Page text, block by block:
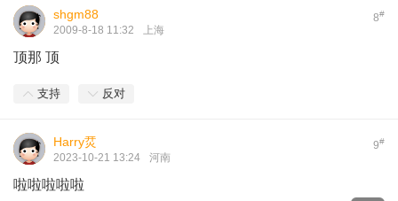
8#
shgm88
2009-8-18 11:32 上海
顶那 顶
支持 反对
9#
Harry烎
2023-10-21 13:24 河南
啦啦啦啦啦